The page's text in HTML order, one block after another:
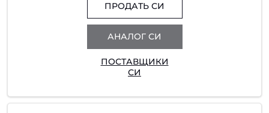
ПРОДАТЬ СИ
АНАЛОГ СИ
ПОСТАВЩИКИ
СИ